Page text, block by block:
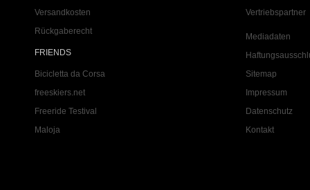
Versandkosten
Rückgaberecht
FRIENDS
Bicicletta da Corsa
freeskiers.net
Freeride Testival
Maloja
Vertriebspartner
Mediadaten
Sitemap
Impressum
Datenschutz
Kontakt